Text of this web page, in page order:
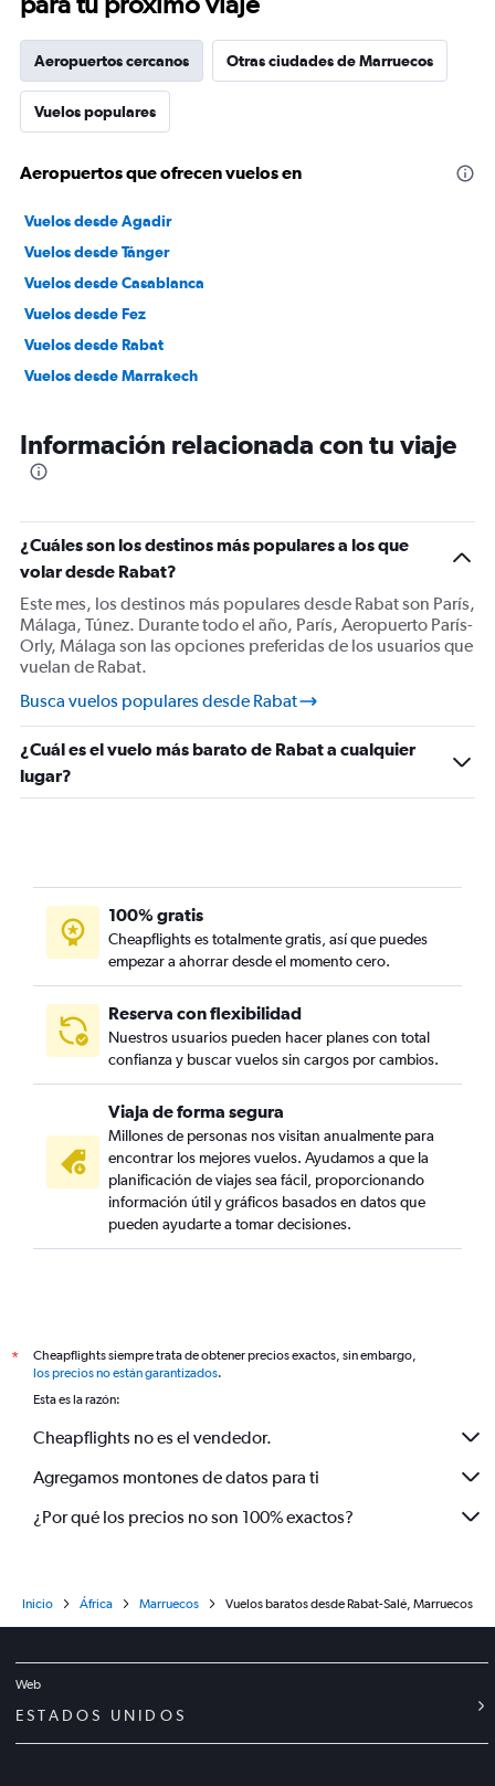
Aeropuertos cercanos Otras ciudades de Marruecos
Vuelos populares
Aeropuertos que ofrecen vuelos en
Vuelos desde Agadir
Vuelos desde Tánger
Vuelos desde Casablanca
Vuelos desde Fez
Vuelos desde Rabat
Vuelos desde Marrakech
Información relacionada con tu viaje
¿Cuáles son los destinos más populares a los que
volar desde Rabat?
Este mes, los destinos más populares desde Rabat son París,
Málaga, Túnez. Durante todo el año, París, Aeropuerto París-
Orly, Málaga son las opciones preferidas de los usuarios que
vuelan de Rabat.
Busca vuelos populares desde Rabat
¿Cuál es el vuelo más barato de Rabat a cualquier
lugar?
100% gratis
Cheapflights es totalmente gratis, así que puedes
empezar a ahorrar desde el momento cero.
Reserva con flexibilidad
Nuestros usuarios pueden hacer planes con total
confianza y buscar vuelos sin cargos por cambios.
Viaja de forma segura
Millones de personas nos visitan anualmente para
encontrar los mejores vuelos. Ayudamos a que la
planificación de viajes sea fácil, proporcionando
información útil y gráficos basados en datos que
pueden ayudarte a tomar decisiones.
*
Cheapflights siempre trata de obtener precios exactos, sin embargo,
los precios no están garantizados.
Esta es la razón:
Cheapflights no es el vendedor.
Agregamos montones de datos para ti
¿Por qué los precios no son 100% exactos?
Inicio África Marruecos Vuelos baratos desde Rabat-Salé, Marruecos
Web
ESTADOS UNIDOS